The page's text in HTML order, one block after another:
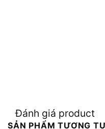
Đánh giá product
SẢN PHẨM TƯƠNG